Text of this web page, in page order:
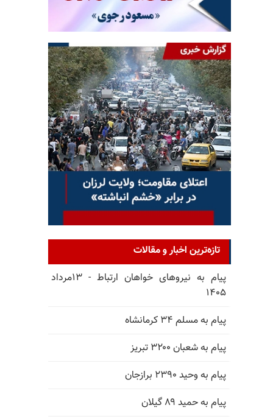
تازه‌ترین اخبار و مقالات
پیام به نیروهای خواهان ارتباط - ۱۳مرداد
۱۴۰۵
پیام به مسلم ۳۴ کرمانشاه
پیام به شعبان ۳۲۰۰ تبریز
پیام به وحید ۲۳۹۰ برازجان
پیام به حمید ۸۹ گیلان